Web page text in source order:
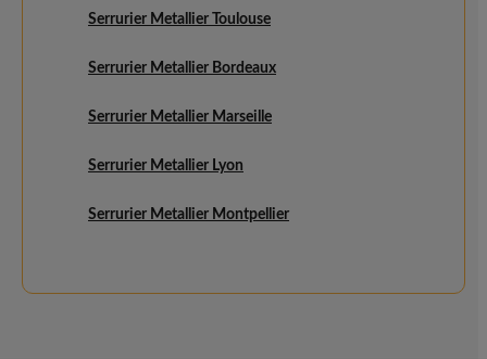
Serrurier Metallier Toulouse
Serrurier Metallier Bordeaux
Serrurier Metallier Marseille
Serrurier Metallier Lyon
Serrurier Metallier Montpellier